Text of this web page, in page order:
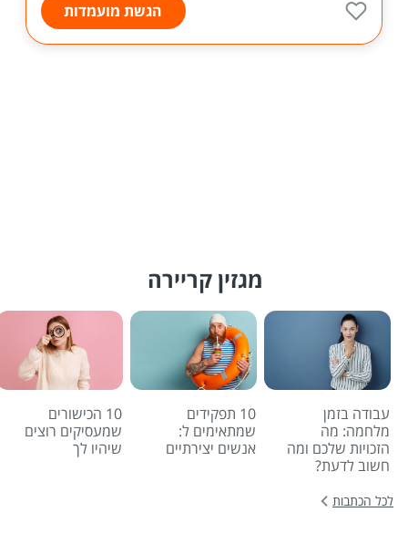
הגשת מועמדות
מגזין קריירה
עבודה בזמן
מלחמה: מה
הזכויות שלכם ומה
חשוב לדעת?
10 תפקידים
שמתאימים ל:
אנשים יצירתיים
10 הכישורים
שמעסיקים רוצים
שיהיו לך
לכל הכתבות